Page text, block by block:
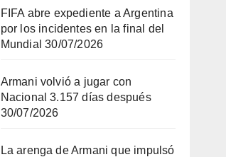
FIFA abre expediente a Argentina
por los incidentes en la final del
Mundial 30/07/2026
Armani volvió a jugar con
Nacional 3.157 días después
30/07/2026
La arenga de Armani que impulsó